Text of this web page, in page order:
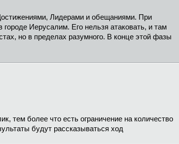
Лидерами и обещаниями. При
Иерусалим. Его нельзя атаковать, и там
но в пределах разумного. В конце этой фазы
тем более что есть ограничение на количество
будут рассказываться ход